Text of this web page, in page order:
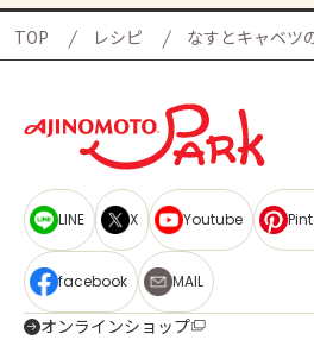
TOP レシピ なすとキャベツ
LINE X Youtube
facebook MAIL
オンラインショップ